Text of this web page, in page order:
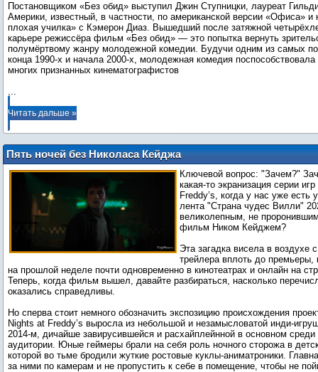
Постановщиком «Без обид» выступил Джин Ступницки, лауреат
Америки, известный, в частности, по американской версии «Офиса» и
плохая училка» с Кэмерон Диаз. Вышедший после затяжной
карьере режиссёра фильм «Без обид» — это попытка вернуть
полумёртвому жанру молодежной комедии. Будучи одним из самых
конца 1990-х и начала 2000-х, молодежная комедия
...
Читать дальше »
Пять ночей без Николаса Кейджа
Ключевой вопрос: "Зачем?"
какая-то экранизация серии
Freddy’s, когда у нас уже есть
лента "Страна чудес Вилли"
великолепным, не
фильм Ником Кейджем?
Эта загадка висела в воздухе
трейлера вплоть до премьеры,
на прошлой неделе почти одновременно в кинотеатрах и онлайн на
Теперь, когда фильм вышел, давайте разбираться, насколько
оказались справедливы.
Но сперва стоит немного обозначить экспозицию происхождения
Nights at Freddy’s выросла из небольшой и незамысловатой инди-
2014-м, дичайше завирусившейся и расхайплейнной в основном
аудитории. Юные геймеры брали на себя роль ночного сторожа в
которой во тьме бродили жуткие ростовые куклы-аниматроники.
за ними по камерам и не пропустить к себе в помещение, чтобы не